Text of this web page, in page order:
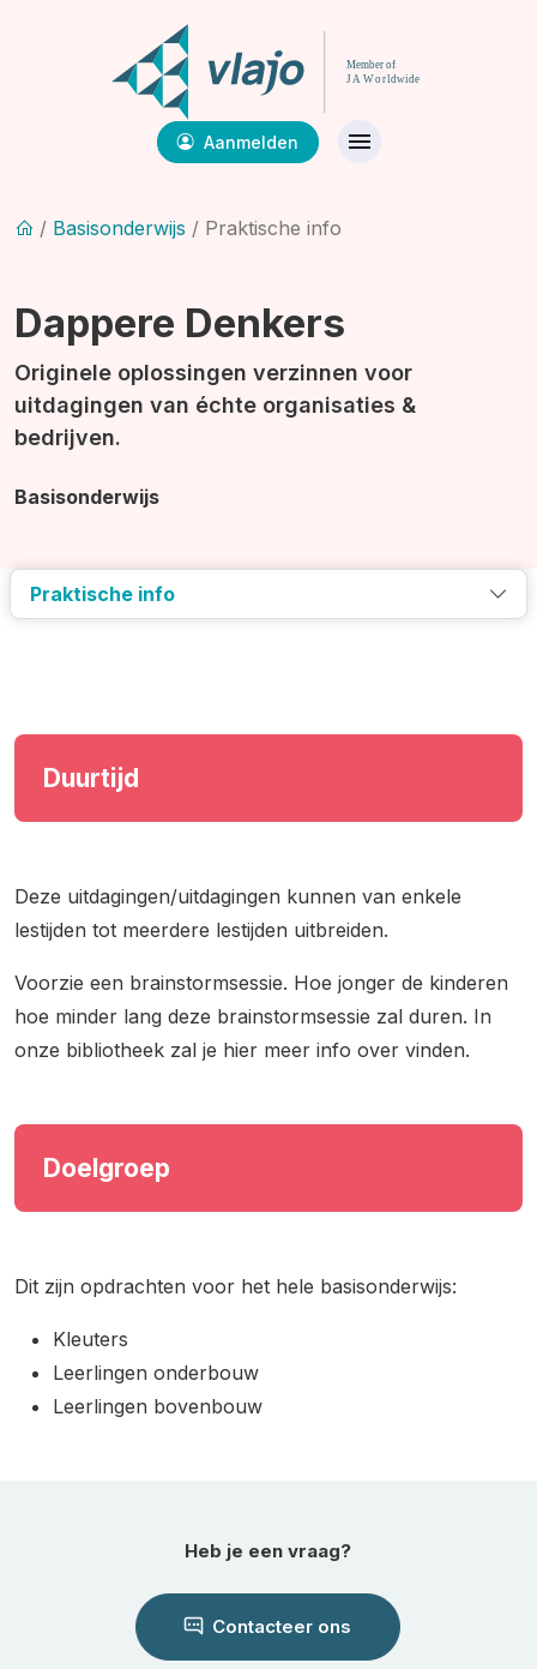
Aanmelden
/ Basisonderwijs / Praktische info
Dappere Denkers
Originele oplossingen verzinnen voor
uitdagingen van échte organisaties &
bedrijven.
Basisonderwijs
Praktische info
Duurtijd
Deze uitdagingen/uitdagingen kunnen van enkele
lestijden tot meerdere lestijden uitbreiden.
Voorzie een brainstormsessie. Hoe jonger de kinderen
hoe minder lang deze brainstormsessie zal duren. In
onze bibliotheek zal je hier meer info over vinden.
Doelgroep
Dit zijn opdrachten voor het hele basisonderwijs:
Kleuters
Leerlingen onderbouw
Leerlingen bovenbouw
Heb je een vraag?
Contacteer ons